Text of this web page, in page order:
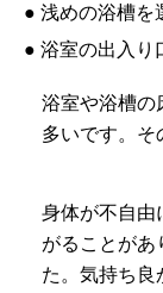
● 浅めの浴槽を
● 浴室の出入り
浴室や浴槽の
多いです。そ
身体が不自由
がることがあ
た。気持ち良